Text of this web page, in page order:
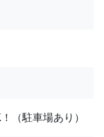
（駐車場あり）